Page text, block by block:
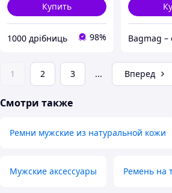
Купить
1000 дрібниць 98%
1 2 3 ... Вперед
Смотри также
Ремни мужские из натуральной кожи
Мужские аксессуары Ремень на